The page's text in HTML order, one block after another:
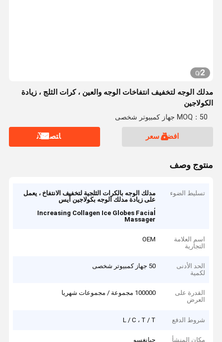
2
/
0
مدلك الوجه لتخفيف انتفاخات الوجه والعين ، كرات الثلج ، زيادة
الكولاجين
MOQ：50 جهاز كمبيوتر شخصى
افضل سعر ﺎﺘﺼﻟ ﺍﻶﻧ
منتوج وصف
تسليط الضوء
مدلك الوجه بالكرات الثلجية لتخفيف الانتفاخ ، يعمل
على زيادة مدلك الوجه بكولاجين آيس
,
Increasing Collagen Ice Globes Facial
Massager
اسم العلامة
التجارية
OEM
الحد الأدنى
لكمية
50 جهاز كمبيوتر شخصى
القدرة على
العرض
100000 مجموعة / مجموعات شهريا
شروط الدفع L / C ، T / T
مكان المنشأ جيانغسو